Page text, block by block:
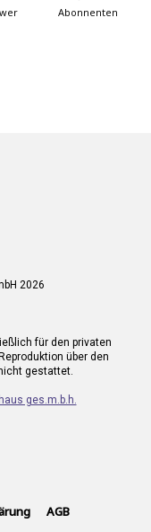
Abonnenten
2026
für den privaten
über den
gestattet.
ges.m.b.h.
AGB